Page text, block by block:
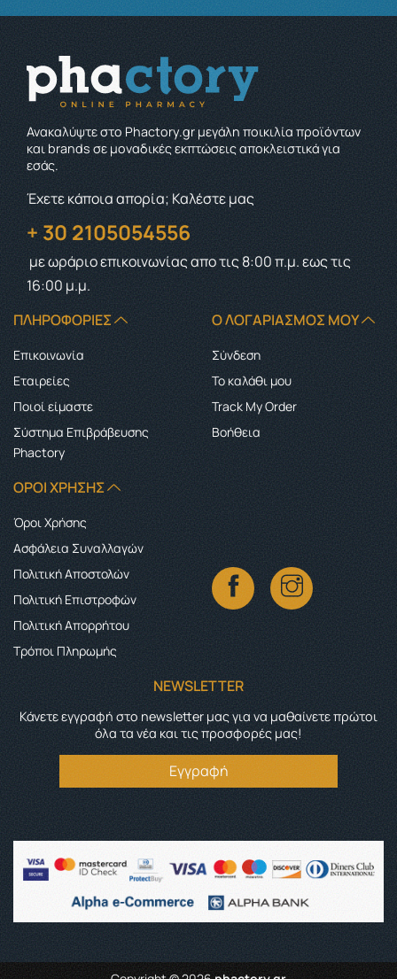
Ανακαλύψτε στο Phactory.gr μεγάλη ποικιλία προϊόντων
και brands σε μοναδικές εκπτώσεις αποκλειστικά για
εσάς.
Έχετε κάποια απορία; Καλέστε μας
+ 30 2105054556
με ωράριο επικοινωνίαςαπο τις 8:00 π.μ. εως τις
16:00 μ.μ.
ΠΛΗΡΟΦΟΡΊΕΣ
Επικοινωνία
Εταιρείες
Ποιοί είμαστε
Σύστημα Επιβράβευσης
Phactory
Ο ΛΟΓΑΡΙΑΣΜΌΣ ΜΟΥ
Σύνδεση
Το καλάθι μου
Track My Order
Boήθεια
ΌΡΟΙ ΧΡΉΣΗΣ
Όροι Χρήσης
Ασφάλεια Συναλλαγών
Πολιτική Αποστολών
Πολιτική Επιστροφών
Πολιτική Απορρήτου
Τρόποι Πληρωμής
NEWSLETTER
Κάνετε εγγραφή στο newsletter μας για να μαθαίνετε πρώτοι
όλα τα νέα και τις προσφορές μας!
Εγγραφή